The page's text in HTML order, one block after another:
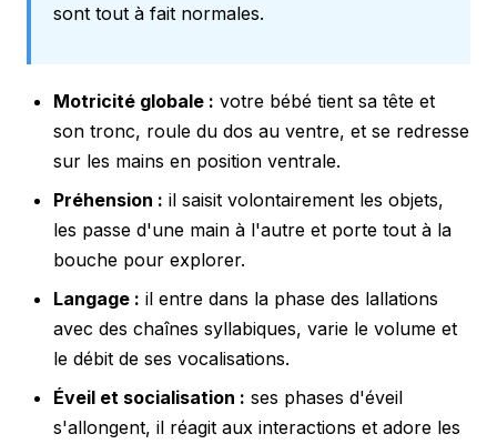
sont tout à fait normales.
Motricité globale : votre bébé tient sa tête et
son tronc, roule du dos au ventre, et se redresse
sur les mains en position ventrale.
Préhension : il saisit volontairement les objets,
les passe d'une main à l'autre et porte tout à la
bouche pour explorer.
Langage : il entre dans la phase des lallations
avec des chaînes syllabiques, varie le volume et
le débit de ses vocalisations.
Éveil et socialisation : ses phases d'éveil
s'allongent, il réagit aux interactions et adore les